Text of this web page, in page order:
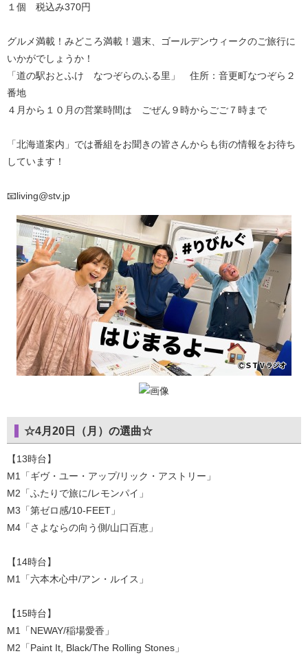
１個 税込み370円
グルメ満載！みどころ満載！週末、ゴールデンウィークのご旅行に
いかがでしょうか！
「道の駅おとふけ なつぞらのふる里」 住所：音更町なつぞら２
番地
４月から１０月の営業時間は ごぜん９時からごご７時まで
「北海道案内」では番組をお聞きの皆さんからも街の情報をお待ち
しています！
📧living@stv.jp
☆4月20日（月）の選曲☆
【13時台】
M1「ギヴ・ユー・アップ/リック・アストリー」
M2「ふたりで旅に/レモンパイ」
M3「第ゼロ感/10-FEET」
M4「さよならの向う側/山口百恵」
【14時台】
M1「六本木心中/アン・ルイス」
【15時台】
M1「NEWAY/稲場愛香」
M2「Paint It, Black/The Rolling Stones」